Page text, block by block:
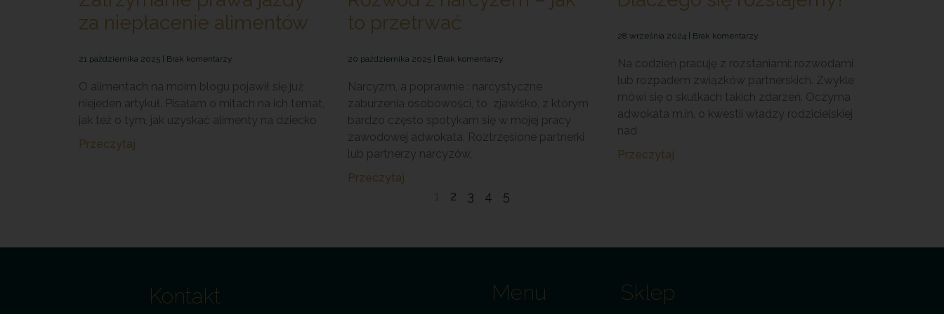
za niepłacenie alimentów
21 października 2025 Brak komentarzy
O alimentach na moim blogu pojawił się już
niejeden artykuł. Pisałam o mitach na ich temat,
jak też o tym, jak uzyskać alimenty na dziecko
Przeczytaj
to przetrwać
20 października 2025 Brak komentarzy
Narcyzm, a poprawnie : narcystyczne
zaburzenia osobowości, to zjawisko, z którym
bardzo często spotykam się w mojej pracy
zawodowej adwokata. Roztrzęsione partnerki
lub partnerzy narcyzów,
Przeczytaj
28 września 2024 Brak komentarzy
Na codzień pracuję z rozstaniami: rozwodami
lub rozpadem związków partnerskich. Zwykle
mówi się o skutkach takich zdarzeń. Oczyma
adwokata m.in. o kwestii władzy rodzicielskiej
nad
Przeczytaj
1 2 3 4 5
Kontakt Menu Sklep